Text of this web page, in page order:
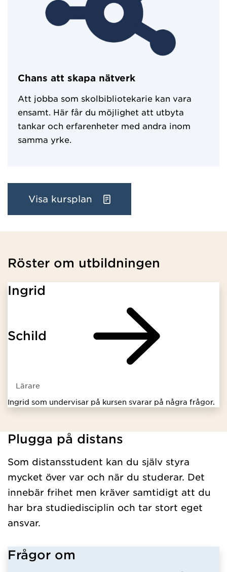
Chans att skapa nätverk
Att jobba som skolbibliotekarie kan vara
ensamt. Här får du möjlighet att utbyta
tankar och erfarenheter med andra inom
samma yrke.
Visa kursplan
Röster om utbildningen
Ingrid
Schild
Lärare
Ingrid som undervisar på kursen svarar på några frågor.
Har hämtat kursochkurspaket.
Plugga på distans
Som distansstudent kan du själv styra
mycket över var och när du studerar. Det
innebär frihet men kräver samtidigt att du
har bra studiedisciplin och tar stort eget
ansvar.
Frågor om